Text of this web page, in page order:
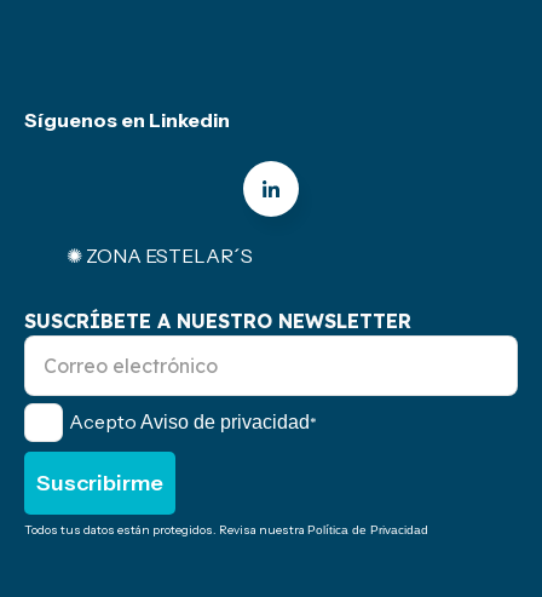
Síguenos en Linkedin
✺ ZONA ESTELAR´S
SUSCRÍBETE A NUESTRO NEWSLETTER
Acepto Aviso de privacidad*
Todos tus datos están protegidos. Revisa nuestra Política de Privacidad